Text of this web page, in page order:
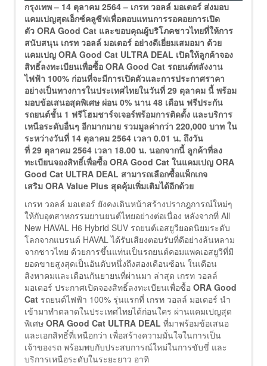
กรุงเทพ – 14 ตุลาคม 2564 – เกรท วอลล์ มอเตอร์ ส่งมอบ
แคมเปญสุดเอ็กซ์คลูซีฟเพื่อตอบแทนการรอคอยการเปิด
ตัว ORA Good Cat และขอบคุณผู้บริโภคชาวไทยที่ให้การ
สนับสนุน เกรท วอลล์ มอเตอร์ อย่างดีเยี่ยมเสมอมา ด้วย
แคมเปญ ORA Good Cat ULTRA DEAL เปิดให้ลูกค้าจอง
สิทธิ์ลงทะเบียนเพื่อซื้อ ORA Good Cat รถยนต์พลังงาน
ไฟฟ้า 100% ก่อนที่จะมีการเปิดตัวและการประกาศราคา
อย่างเป็นทางการในประเทศไทยในวันที่ 29 ตุลาคม นี้ พร้อม
มอบข้อเสนอสุดพิเศษ ผ่อน 0% นาน 48 เดือน ฟรีประกัน
รถยนต์ชั้น 1 ฟรีโฮมชาร์จเจอร์พร้อมการติดตั้ง และบริการ
เหนือระดับอื่นๆ อีกมากมาย รวมมูลค่ากว่า 220,000 บาท ใน
ระหว่างวันที่ 14 ตุลาคม 2564 เวลา 0.01 น. ถึงวัน
ที่ 29 ตุลาคม 2564 เวลา 18.00 น. นอกจากนี้ ลูกค้าที่ลง
ทะเบียนจองสิทธิ์เพื่อซื้อ ORA Good Cat ในแคมเปญ ORA
Good Cat ULTRA DEAL สามารถเลือกซื้อแพ็กเกจ
เสริม ORA Value Plus สุดคุ้มเพิ่มเติมได้อีกด้วย
เกรท วอลล์ มอเตอร์ ยังคงเดินหน้าสร้างปรากฎการณ์ใหม่ๆ
ให้กับอุตสาหกรรมยานยนต์ไทยอย่างต่อเนื่อง หลังจากที่ All
New HAVAL H6 Hybrid SUV รถยนต์เอสยูวียอดนิยมระดับ
โลกจากแบรนด์ HAVAL ได้รับเสียงตอบรับที่ดีอย่างล้นหลาม
จากชาวไทย ด้วยการขึ้นแท่นเป็นรถยนต์คอมแพคเอสยูวีที่มี
ยอดขายสูงสุดเป็นอันดับหนึ่งถึงสองเดือนซ้อน ในเดือน
สิงหาคมและเดือนกันยายนที่ผ่านมา ล่าสุด เกรท วอลล์
มอเตอร์ ประกาศเปิดจองสิทธิ์ลงทะเบียนเพื่อซื้อ ORA Good
Cat รถยนต์ไฟฟ้า 100% รุ่นแรกที่ เกรท วอลล์ มอเตอร์ นำ
เข้ามาทำตลาดในประเทศไทยได้ก่อนใคร ผ่านแคมเปญสุด
พิเศษ ORA Good Cat ULTRA DEAL ที่มาพร้อมข้อเสนอ
และเอกสิทธิ์ที่เหนือกว่า เพื่อสร้างความมั่นใจในการเป็น
เจ้าของรถ พร้อมพบกับประสบการณ์ใหม่ในการขับขี่ และ
บริการเหนือระดับในระยะยาว อาทิ